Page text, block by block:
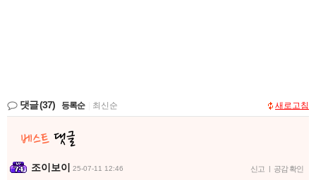
댓글(37) 등록순 최신순 새로고침
조이보이 25-07-11 12:46 신고 | 공감 확인